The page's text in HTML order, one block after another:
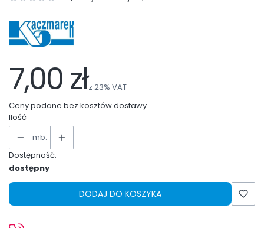
7,00 złz 23% VAT
Ceny podane bez kosztów dostawy.
Ilość
mb.
Dostępność:
dostępny
DODAJ DO KOSZYKA